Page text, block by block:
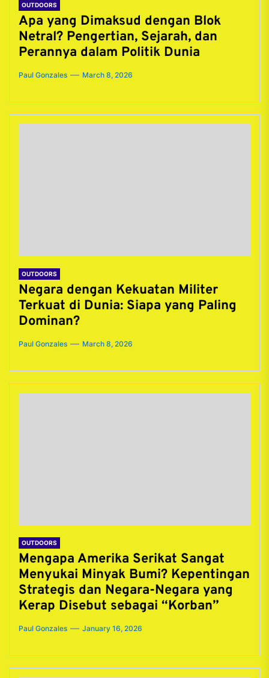
OUTDOORS
Apa yang Dimaksud dengan Blok
Netral? Pengertian, Sejarah, dan
Perannya dalam Politik Dunia
Paul Gonzales March 8, 2026
OUTDOORS
Negara dengan Kekuatan Militer
Terkuat di Dunia: Siapa yang Paling
Dominan?
Paul Gonzales March 8, 2026
OUTDOORS
Mengapa Amerika Serikat Sangat
Menyukai Minyak Bumi? Kepentingan
Strategis dan Negara-Negara yang
Kerap Disebut sebagai “Korban”
Paul Gonzales January 16, 2026